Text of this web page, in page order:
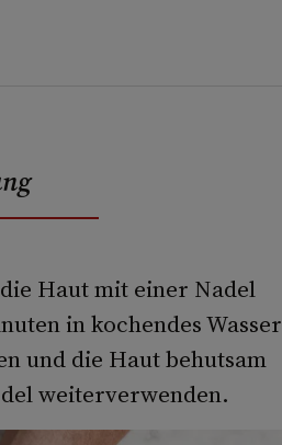
Haut mit einer Nadel
in kochendes Wasser
und die Haut behutsam
weiterverwenden.